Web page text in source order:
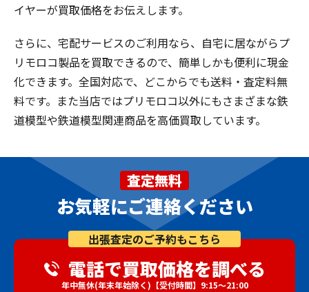
イヤーが買取価格をお伝えします。
さらに、宅配サービスのご利用なら、自宅に居ながらプ
リモロコ製品を買取できるので、簡単しかも便利に現金
化できます。全国対応で、どこからでも送料・査定料無
料です。また当店ではプリモロコ以外にもさまざまな鉄
道模型や鉄道模型関連商品を高価買取しています。
査定無料
お気軽にご連絡ください
出張査定のご予約もこちら
電話で買取価格を調べる
年中無休(年末年始除く)【受付時間】9:15～21:00